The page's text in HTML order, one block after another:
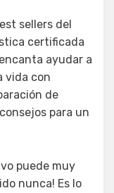
sellers del
certificada
ayudar a
vida con
de
para un
puede muy
nunca! Es lo